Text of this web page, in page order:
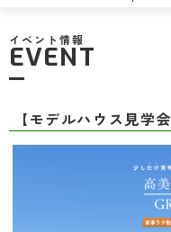
イベント情報
EVENT
【モデルハウス見学